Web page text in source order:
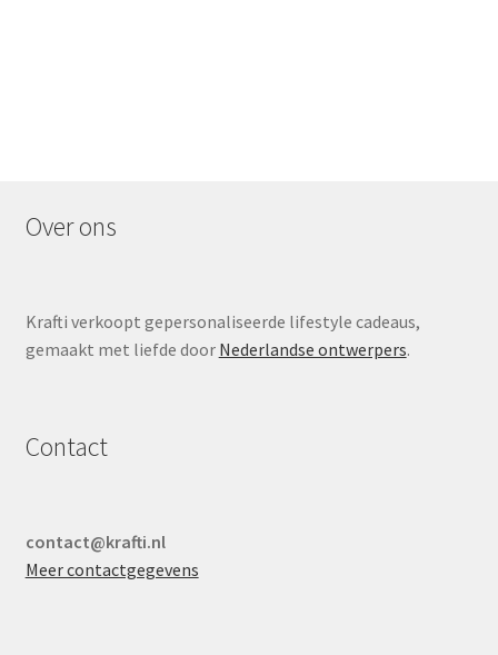
Over ons
Krafti verkoopt gepersonaliseerde lifestyle cadeaus,
gemaakt met liefde door Nederlandse ontwerpers.
Contact
contact@krafti.nl
Meer contactgegevens